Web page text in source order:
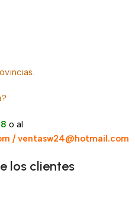
o al
/ ventasw24@hotmail.com
los clientes